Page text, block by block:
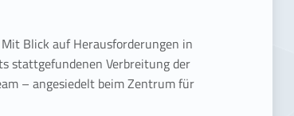
Blick auf Herausforderungen in
stattgefundenen Verbreitung der
– angesiedelt beim Zentrum für